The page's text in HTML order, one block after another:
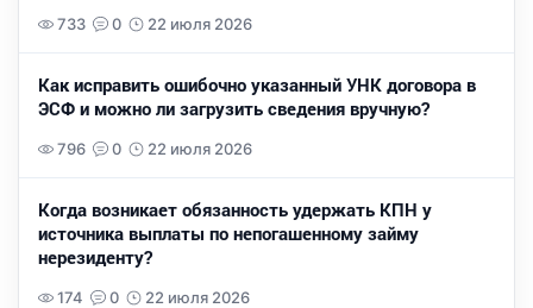
733 0 22 июля 2026
Как исправить ошибочно указанный УНК договора в
ЭСФ и можно ли загрузить сведения вручную?
796 0 22 июля 2026
Когда возникает обязанность удержать КПН у
источника выплаты по непогашенному займу
нерезиденту?
174 0 22 июля 2026